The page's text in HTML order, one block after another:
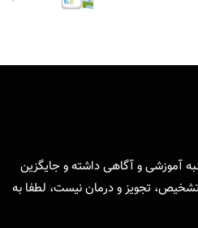
آموزشی و آگاهی داشته و جایگزین
تجویز و درمان نیست، لطفا به